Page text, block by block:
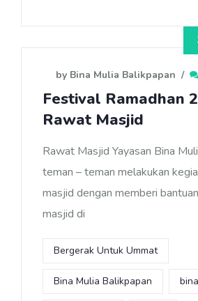
by Bina Mulia Balikpapan /
Festival Ramadhan
Rawat Masjid
Rawat Masjid Yayasan Bina
teman – teman melakukan
masjid dengan memberi
masjid di
Bergerak Untuk Ummat
Bina Mulia Balikpapan